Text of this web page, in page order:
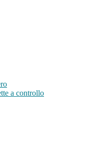
a controllo